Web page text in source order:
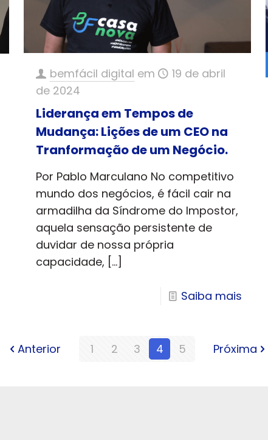
bemfácil digital em
19 de abril
de 2024
Liderança em Tempos de
Mudança: Lições de um CEO na
Tranformação de um Negócio.
Por Pablo Marculano No competitivo
mundo dos negócios, é fácil cair na
armadilha da Síndrome do Impostor,
aquela sensação persistente de
duvidar de nossa própria
capacidade, […]
Saiba mais
Anterior 1 2 3 4 5 Próxima